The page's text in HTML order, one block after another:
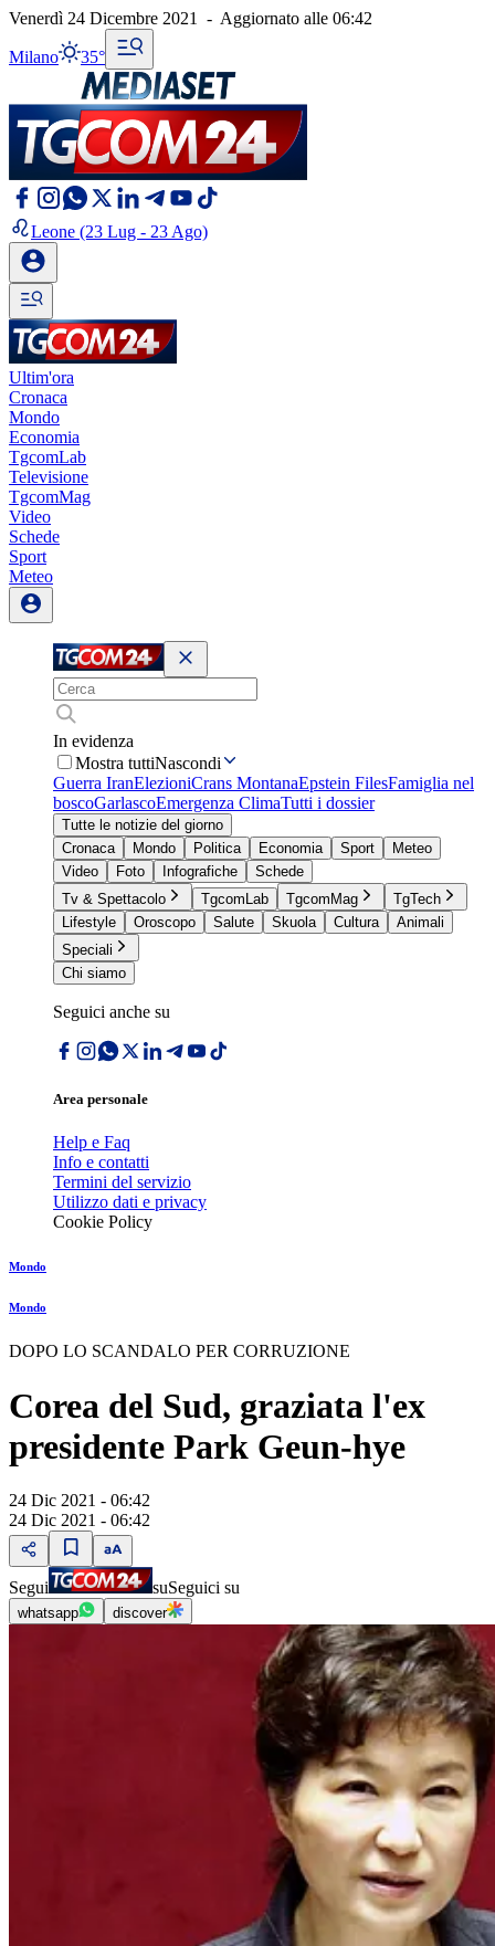
Venerdì 24 Dicembre 2021 - Aggiornato alle 06:42
Milano 35°
Leone (23 Lug - 23 Ago)
Ultim'ora
Cronaca
Mondo
Economia
TgcomLab
Televisione
TgcomMag
Video
Schede
Sport
Meteo
In evidenza
Mostra tuttiNascondi
Guerra IranElezioniCrans MontanaEpstein FilesFamiglia nel
boscoGarlascoEmergenza ClimaTutti i dossier
Tutte le notizie del giorno
Cronaca
Mondo Politica Economia Sport
Meteo
Video
Foto Infografiche
Schede
Tv & Spettacolo
TgcomLab TgcomMag
TgTech
Lifestyle
Oroscopo Salute Skuola Cultura
Animali
Speciali
Chi siamo
Seguici anche su
Area personale
Help e Faq
Info e contatti
Termini del servizio
Utilizzo dati e privacy
Cookie Policy
Mondo
Mondo
DOPO LO SCANDALO PER CORRUZIONE
Corea del Sud, graziata l'ex
presidente Park Geun-hye
24 Dic 2021 - 06:42
24 Dic 2021 - 06:42
Segui suSeguici su
whatsapp discover